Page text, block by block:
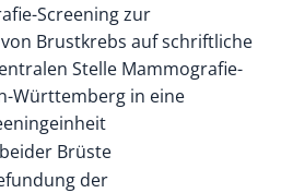
Screening zur
Brustkrebs auf schriftliche
Stelle Mammografie-
Württemberg in eine
Brüste
der